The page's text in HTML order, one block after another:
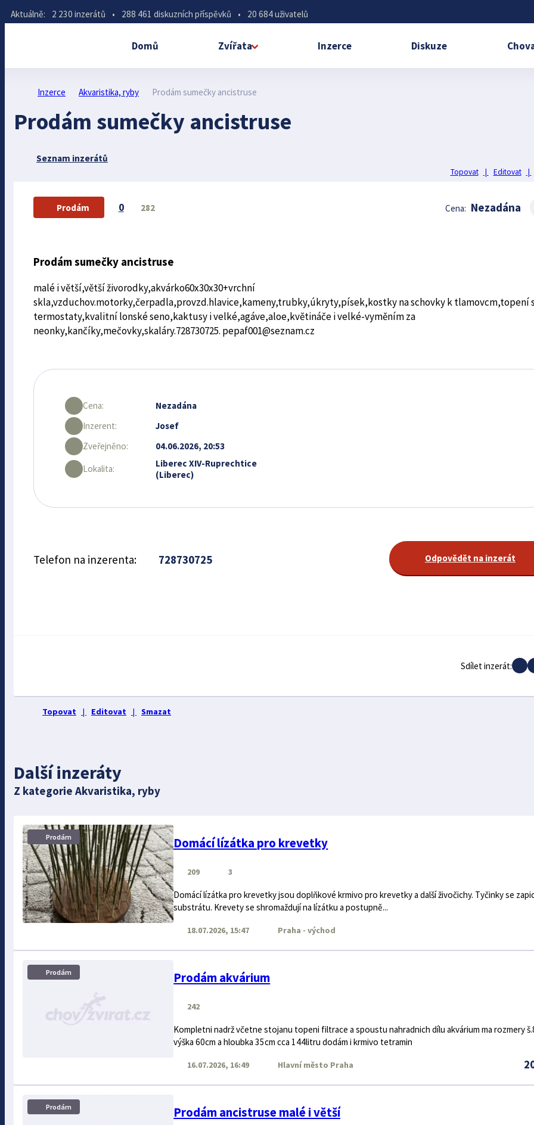
Aktuálně: 2 230 inzerátů • 288 461 diskuzních příspěvků • 20 684 uživatelů
Domů Zvířata Inzerce Diskuze
Inzerce Akvaristika, ryby Prodám sumečky ancistruse
Prodám sumečky ancistruse
Seznam inzerátů
Topovat | Editovat |
Prodám 0 282 Cena: Nezadána
Prodám sumečky ancistruse
malé i větší,větší živorodky,akvárko60x30x30+vrchní
skla,vzduchov.motorky,čerpadla,provzd.hlavice,kameny,trubky,úkryty,písek,kostky na schovky k tlamovcm,topení s
termostaty,kvalitní lonské seno,kaktusy i velké,agáve,aloe,květináče i velké-vyměním za
neonky,kančíky,mečovky,skaláry.728730725. pepaf001@seznam.cz
Cena:
Nezadána
Inzerent:
Josef
Zveřejněno:
04.06.2026, 20:53
Lokalita:
Liberec XIV-Ruprechtice
(Liberec)
Telefon na inzerenta: 728730725 Odpovědět na inzerát
Sdílet inzerát:
Topovat | Editovat | Smazat
Další inzeráty
Z kategorie Akvaristika, ryby
Prodám Domácí lízátka pro krevetky
209 3
Domácí lízátka pro krevetky jsou doplňkové krmivo pro krevetky a další živočichy. Tyčinky se
substrátu. Krevety se shromaždují na lízátku a postupně...
Praha - východ
18.07.2026, 15:47
Prodám Prodám akvárium
242
Kompletni nadrž včetne stojanu topeni filtrace a spoustu nahradnich dílu akvárium ma rozmery
výška 60cm a hloubka 35cm cca 144litru dodám i krmivo tetramin
Hlavní město Praha
16.07.2026, 16:49
Prodám Prodám ancistruse malé i větší